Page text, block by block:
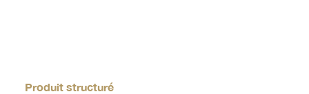
Produit structuré